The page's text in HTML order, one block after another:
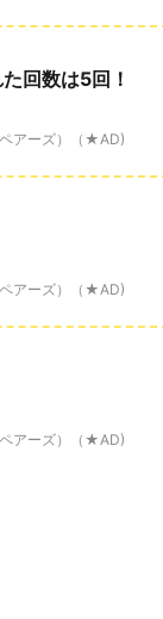
回数は5回！
アーズ）（★AD)
アーズ）（★AD)
アーズ）（★AD)